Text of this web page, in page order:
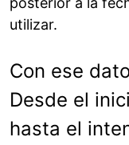
utilizar.
Con ese
Desde el
hasta el